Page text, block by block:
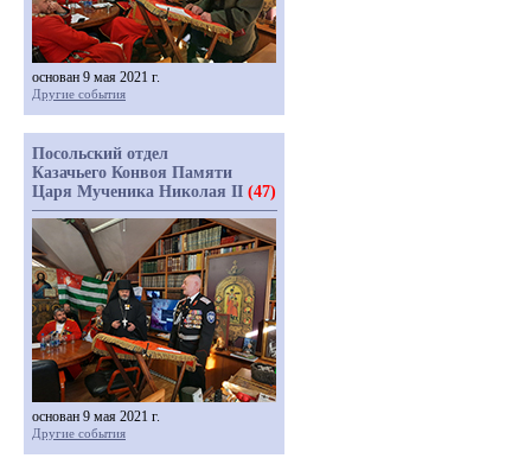
основан 9 мая 2021 г.
Другие события
Посольский отдел
Казачьего Конвоя Памяти
Царя Мученика Николая II (47)
основан 9 мая 2021 г.
Другие события